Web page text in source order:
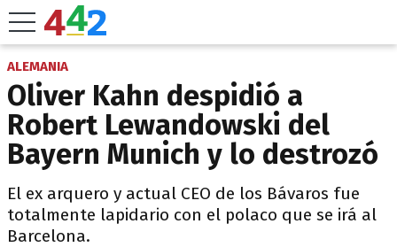
ALEMANIA
Oliver Kahn despidió a
Robert Lewandowski del
Bayern Munich y lo destrozó
El ex arquero y actual CEO de los Bávaros fue
totalmente lapidario con el polaco que se irá al
Barcelona.